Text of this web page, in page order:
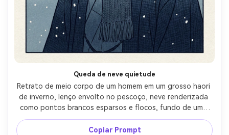
Queda de neve quietude
Retrato de meio corpo de um homem em um grosso haori
de inverno, lenço envolto no pescoço, neve renderizada
como pontos brancos esparsos e flocos, fundo de uma
silhueta de pinheiro e céu pálido, paleta fresca, linhas-
chave nítidas, gradientes mínimos com bokashi no
Copiar Prompt